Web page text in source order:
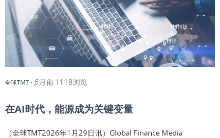
全球TMT • 6月前 1118浏览
在AI时代，能源成为关键变量
（全球TMT2026年1月29日讯）Global Finance Media